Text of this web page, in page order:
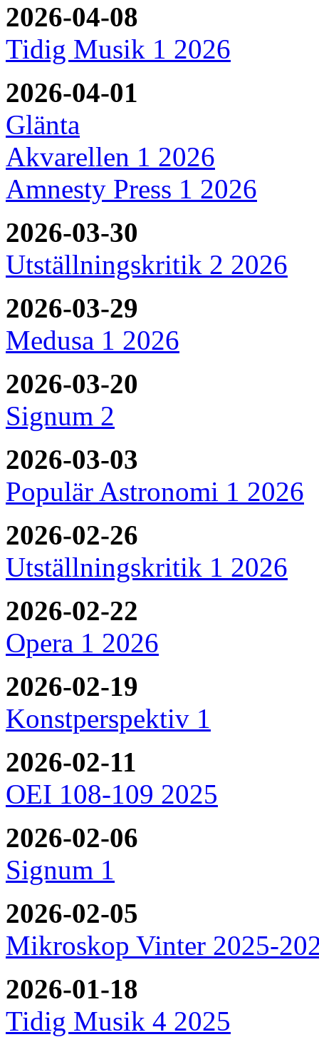
2026-04-08
Tidig Musik 1 2026
2026-04-01
Glänta
Akvarellen 1 2026
Amnesty Press 1 2026
2026-03-30
Utställningskritik 2 2026
2026-03-29
Medusa 1 2026
2026-03-20
Signum 2
2026-03-03
Populär Astronomi 1 2026
2026-02-26
Utställningskritik 1 2026
2026-02-22
Opera 1 2026
2026-02-19
Konstperspektiv 1
2026-02-11
OEI 108-109 2025
2026-02-06
Signum 1
2026-02-05
Mikroskop Vinter 2025-
2026-01-18
Tidig Musik 4 2025